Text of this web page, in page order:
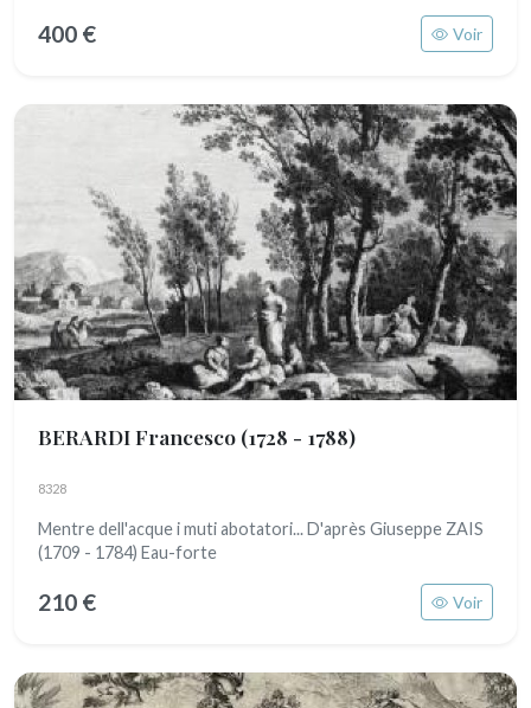
400 € Voir
BERARDI Francesco (1728 - 1788)
8328
Mentre dell'acque i muti abotatori... D'après Giuseppe ZAIS
(1709 - 1784) Eau-forte
210 € Voir